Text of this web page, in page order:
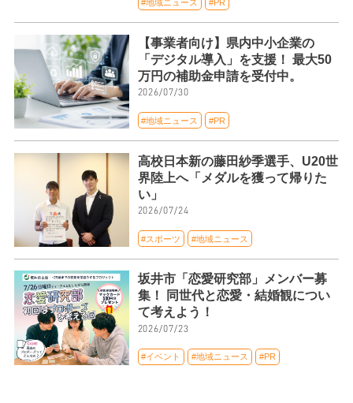
#地域ニュース #PR
【事業者向け】県内中小企業の
「デジタル導入」を支援！ 最大50
万円の補助金申請を受付中。
2026/07/30
#地域ニュース #PR
高校日本新の藤田紗季選手、U20世
界陸上へ「メダルを獲って帰りた
い」
2026/07/24
#スポーツ #地域ニュース
坂井市「恋愛研究部」メンバー募
集！ 同世代と恋愛・結婚観につい
て考えよう！
2026/07/23
#イベント #地域ニュース #PR